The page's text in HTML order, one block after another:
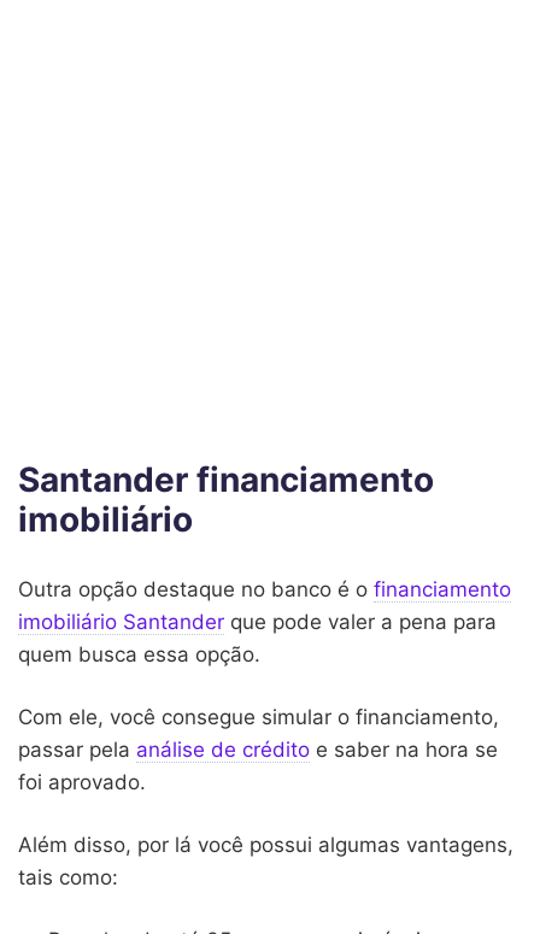
Santander financiamento
imobiliário
Outra opção destaque no banco é o financiamento
imobiliário Santander que pode valer a pena para
quem busca essa opção.
Com ele, você consegue simular o financiamento,
passar pela análise de crédito e saber na hora se
foi aprovado.
Além disso, por lá você possui algumas vantagens,
tais como: